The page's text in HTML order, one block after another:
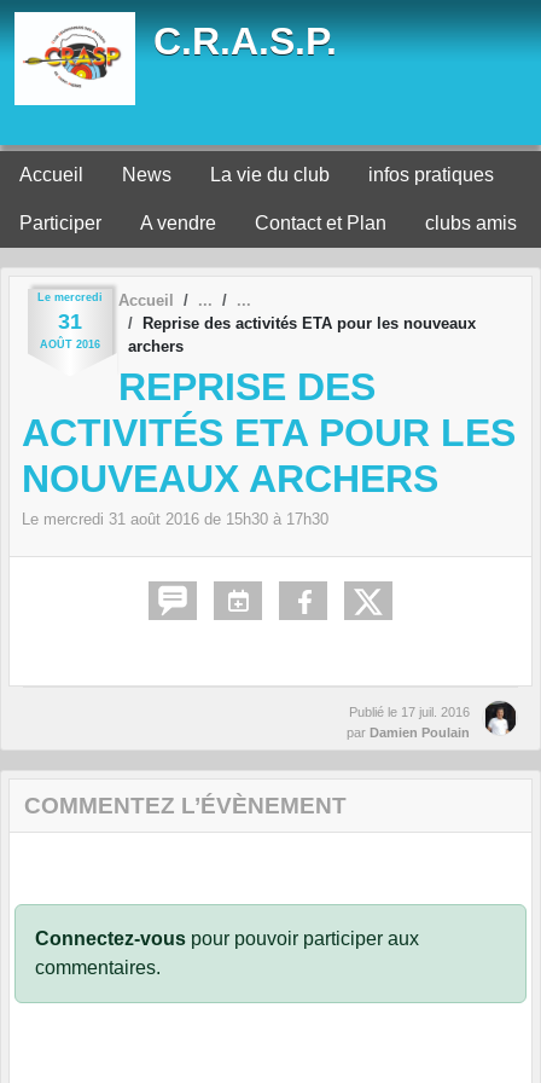
C.R.A.S.P.
Accueil News La vie du club infos pratiques
Participer A vendre Contact et Plan clubs amis
Le mercredi
31
AOÛT 2016
Accueil
Reprise des activités ETA pour les nouveaux
archers
REPRISE DES
ACTIVITÉS ETA POUR LES
NOUVEAUX ARCHERS
Le mercredi 31 août 2016 de 15h30 à 17h30
Publié le 17 juil. 2016
par Damien Poulain
COMMENTEZ L’ÉVÈNEMENT
Connectez-vous pour pouvoir participer aux
commentaires.
Panneau de gestion des cookies